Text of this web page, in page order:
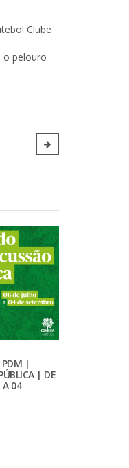
Clube
o pelouro
PDM |
| DE
A 04